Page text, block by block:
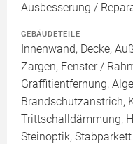
Ausbesserung /
GEBÄUDETEILE
Innenwand, Decke,
Zargen, Fenster /
Graffitientfernung,
Brandschutzanstrich,
Trittschalldämmung,
Steinoptik,